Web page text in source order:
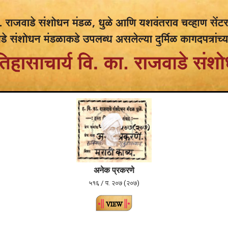
अनेक प्रकरणे
५१६ / प. २०७ (२०७)